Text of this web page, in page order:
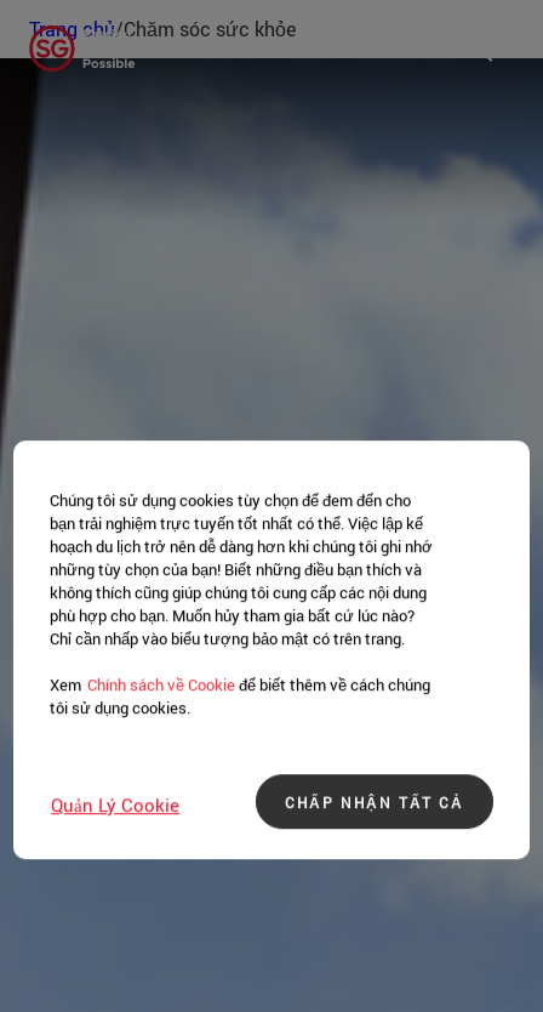
Trang chủ/Chăm sóc sức khỏe
Chúng tôi sử dụng cookies tùy chọn để đem đến cho
bạn trải nghiệm trực tuyến tốt nhất có thể. Việc lập kế
hoạch du lịch trở nên dễ dàng hơn khi chúng tôi ghi nhớ
những tùy chọn của bạn! Biết những điều bạn thích và
không thích cũng giúp chúng tôi cung cấp các nội dung
phù hợp cho bạn. Muốn hủy tham gia bất cứ lúc nào?
Chỉ cần nhấp vào biểu tượng bảo mật có trên trang.
Xem Chính sách về Cookieđể biết thêm về cách chúng
tôi sử dụng cookies.
CHẤP NHẬN TẤT CẢ
Quản Lý Cookie